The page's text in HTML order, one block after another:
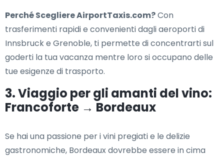
Perché Scegliere AirportTaxis.com?Con
trasferimenti rapidi e convenienti dagli aeroporti di
Innsbruck e Grenoble, ti permette di concentrarti sul
goderti la tua vacanza mentre loro si occupano delle
tue esigenze di trasporto.
3. Viaggio per gli amanti del vino:
Francoforte → Bordeaux
Se hai una passione per i vini pregiati e le delizie
gastronomiche, Bordeaux dovrebbe essere in cima